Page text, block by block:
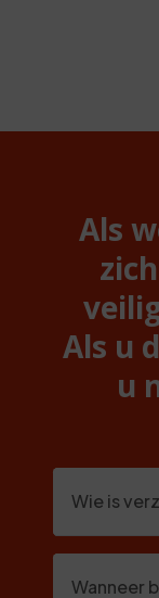
Als
Als u
u
Wie is
Wanneer